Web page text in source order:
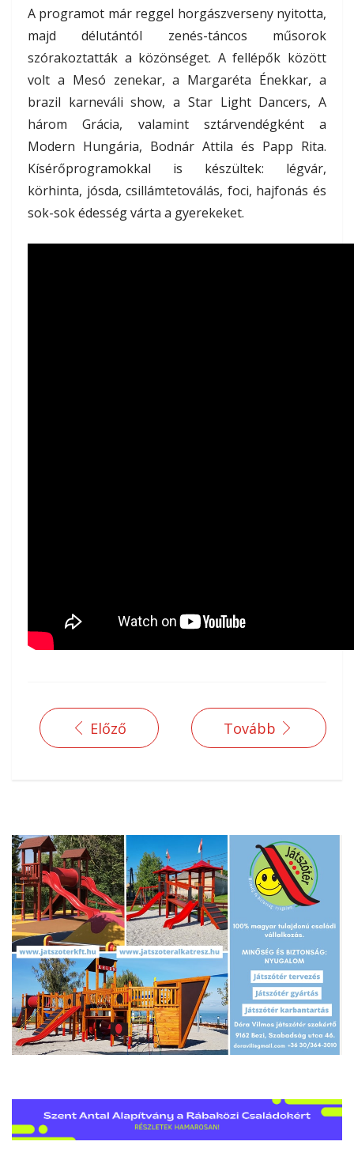
A programot már reggel horgászverseny nyitotta,
majd délutántól zenés-táncos műsorok
szórakoztatták a közönséget. A fellépők között
volt a Mesó zenekar, a Margaréta Énekkar, a
brazil karneváli show, a Star Light Dancers, A
három Grácia, valamint sztárvendégként a
Modern Hungária, Bodnár Attila és Papp Rita.
Kísérőprogramokkal is készültek: légvár,
körhinta, jósda, csillámtetoválás, foci, hajfonás és
sok-sok édesség várta a gyerekeket.
Előző Tovább